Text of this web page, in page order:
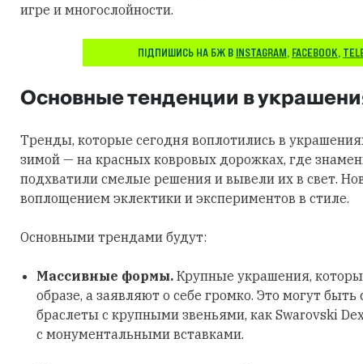
игре и многослойности.
ПІДПИШИСЬ НА БЖ В INSTAGRAM, FACEBOOK,
Основные тенденции в
Тренды, которые сегодня воплотились в
зимой — на красных ковровых дорожках, где
подхватили смелые решения и вывели их в свет.
воплощением эклектики и экспериментов в стиле.
Основными трендами будут:
Массивные формы. Крупные украшения,
образе, а заявляют о себе громко. Это могут быть
браслеты с крупными звеньями, как Swarovski
с монументальными вставками.